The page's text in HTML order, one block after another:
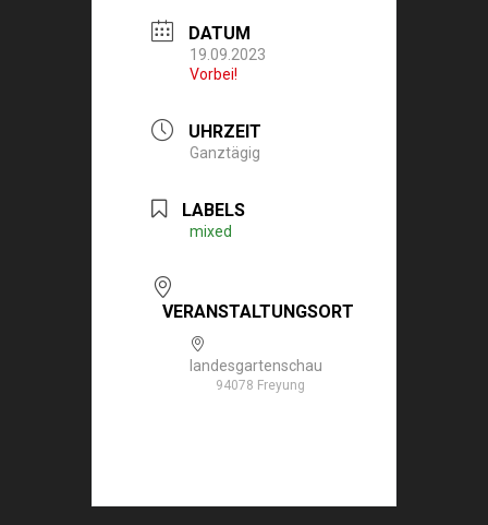
DATUM
19.09.2023
Vorbei!
UHRZEIT
Ganztägig
LABELS
mixed
VERANSTALTUNGSORT
landesgartenschau
94078 Freyung